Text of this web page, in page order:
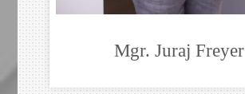
Mgr. Juraj Freyer